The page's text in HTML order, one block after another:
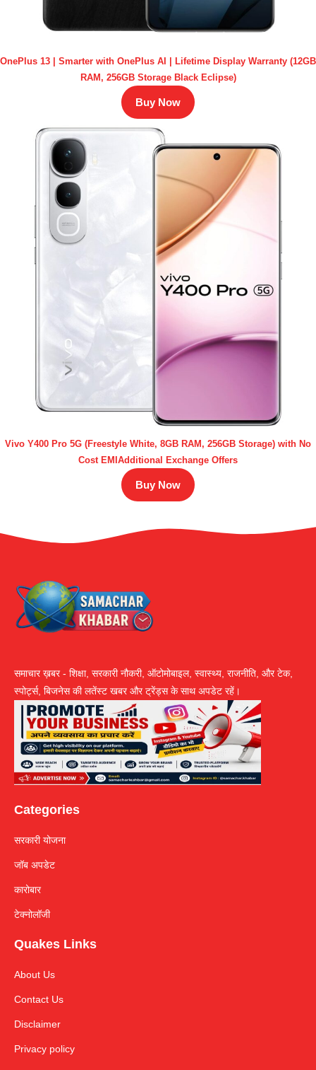
OnePlus 13 | Smarter with OnePlus AI | Lifetime Display Warranty (12GB
RAM, 256GB Storage Black Eclipse)
Buy Now
Vivo Y400 Pro 5G (Freestyle White, 8GB RAM, 256GB Storage) with No
Cost EMIAdditional Exchange Offers
Buy Now
समाचार ख़बर - शिक्षा, सरकारी नौकरी, ऑटोमोबाइल, स्वास्थ्य, राजनीति, और टेक,
स्पोर्ट्स, बिजनेस की लतेंस्ट खबर और ट्रेंड्स के साथ अपडेट रहें।
Categories
सरकारी योजना
जॉब अपडेट
कारोबार
टेक्नोलॉजी
Quakes Links
About Us
Contact Us
Disclaimer
Privacy policy